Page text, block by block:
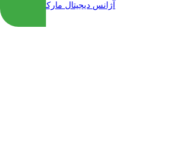
آژانس دیجیتال مارکتینگ مهرنت